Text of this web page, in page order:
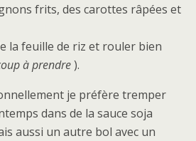
frits, des carottes râpées et
la feuille de riz et rouler bien
à prendre).
je préfère tremper
dans de la sauce soja
aussi un autre bol avec un